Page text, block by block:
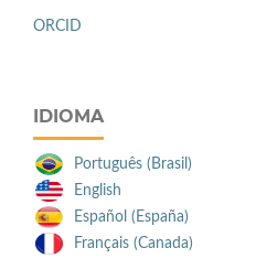
ORCID
IDIOMA
Português (Brasil)
English
Español (España)
Français (Canada)